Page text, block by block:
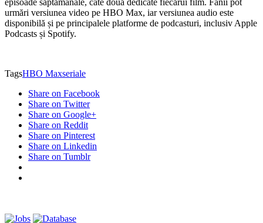
urmări versiunea video pe HBO Max, iar versiunea audio este
disponibilă și pe principalele platforme de podcasturi, inclusiv Apple
Podcasts și Spotify.
TagsHBO Maxseriale
Share on Facebook
Share on Twitter
Share on Google+
Share on Reddit
Share on Pinterest
Share on Linkedin
Share on Tumblr